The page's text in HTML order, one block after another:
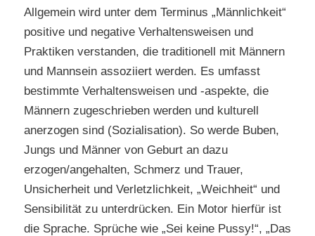
Allgemein wird unter dem Terminus „Männlichkeit“
positive und negative Verhaltensweisen und
Praktiken verstanden, die traditionell mit Männern
und Mannsein assoziiert werden. Es umfasst
bestimmte Verhaltensweisen und -aspekte, die
Männern zugeschrieben werden und kulturell
anerzogen sind (Sozialisation). So werde Buben,
Jungs und Männer von Geburt an dazu
erzogen/angehalten, Schmerz und Trauer,
Unsicherheit und Verletzlichkeit, „Weichheit“ und
Sensibilität zu unterdrücken. Ein Motor hierfür ist
die Sprache. Sprüche wie „Sei keine Pussy!“, „Das